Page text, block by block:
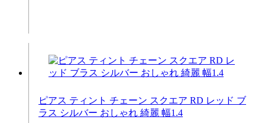
ピアス ティント チェーン スクエア RD レッド ブ
ラス シルバー おしゃれ 綺麗 幅1.4